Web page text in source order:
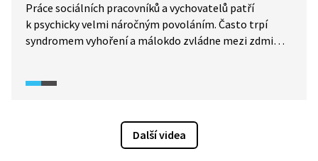
Práce sociálních pracovníků a vychovatelů patří
k psychicky velmi náročným povoláním. Často trpí
syndromem vyhoření a málokdo zvládne mezi zdmi
vytváří vychovatelé celodenní program.
Další videa